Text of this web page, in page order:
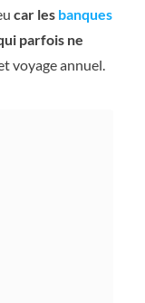
car les banques
parfois ne
voyage annuel.